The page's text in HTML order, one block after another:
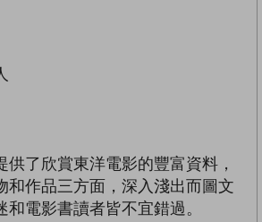
供了欣賞東洋電影的豐富資料，
和作品三方面，深入淺出而圖文
和電影書讀者皆不宜錯過。